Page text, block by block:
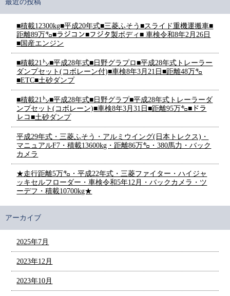
最近の投稿
■積載12300kg■平成20年式■三菱ふそう■スライド重機運搬車■
距離89万㌔■ラジコン■フジタ製ボディ■ 車検令和8年2月26日
■国産エンジン
■積載21㌧■平成28年式■日野グラプロ■平成28年式トレーラー
ダンプセット(コボレーン付)■車検8年3月21日■距離48万㌔
■ETC■土砂ダンプ
■積載21㌧■平成28年式■日野グラプ■平成28年式トレーラーダ
ンプセット(コボレーン)■車検8年3月31日■距離95万㌔■ドラ
レコ■土砂ダンプ
平成29年式・三菱ふそう・アルミウイング(日本トレクス)・
マニュアルF7・積載13600kg・距離86万㌔・380馬力・バック
カメラ
★走行距離5万㌔・平成22年式・三菱ファイター・ハイジャ
ッキセルフローダー・車検令和5年12月・バックカメラ・ツ
ーデフ・積載10700kg★
アーカイブ
2025年7月
2023年12月
2023年10月